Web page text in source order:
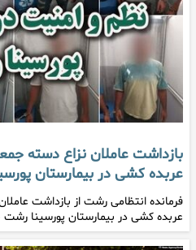
بازداشت عاملان نزاع دسته
عربده کشی در بیمارستان
فرمانده انتظامی رشت از بازداشت
عربده کشی در بیمارستان پورسینا رشت